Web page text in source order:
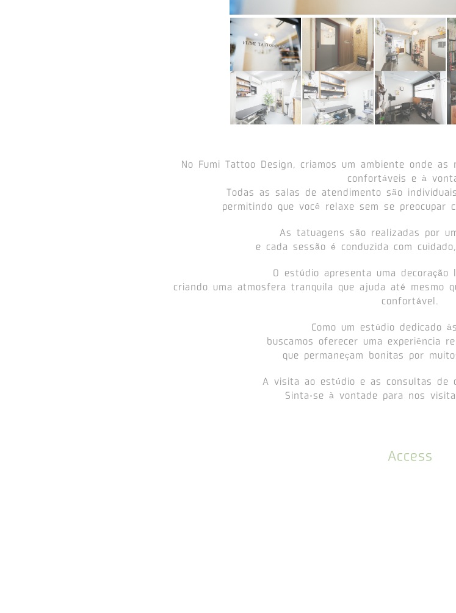
No Fumi Tattoo Design, criamos um ambiente onde
confortáveis e à
Todas as salas de atendimento são
permitindo que você relaxe sem se preocupar
As tatuagens são realizadas por
e cada sessão é conduzida com
O estúdio apresenta uma decoração
criando uma atmosfera tranquila que ajuda até mesmo
confortável.
Como um estúdio dedicado
buscamos oferecer uma experiência
que permaneçam bonitas por
A visita ao estúdio e as consultas de
Sinta-se à vontade para nos
Access